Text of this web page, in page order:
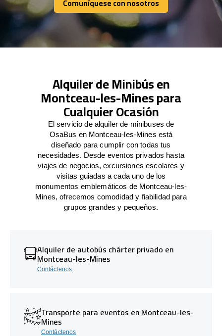
Comuníquese con nosotros
Comuníquese con nosotros
Alquiler de Minibús en
Montceau-les-Mines para
Cualquier Ocasión
El servicio de alquiler de minibuses de
OsaBus en Montceau-les-Mines está
diseñado para cumplir con todas tus
necesidades. Desde eventos privados hasta
viajes de negocios, excursiones escolares y
visitas guiadas a cada uno de los
monumentos emblemáticos de Montceau-les-
Mines, ofrecemos comodidad y fiabilidad para
grupos grandes y pequeños.
Alquiler de autobús chárter privado en
Montceau-les-Mines
Contáctenos
Transporte para eventos en Montceau-les-
Mines
Contáctenos